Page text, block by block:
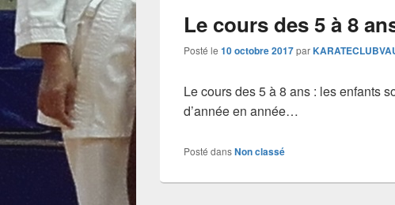
Le cours des 5 à 8
Posté le 10 octobre 2017par
Le cours des 5 à 8 ans : les enfants
d’année en année…
Posté dansNon classé